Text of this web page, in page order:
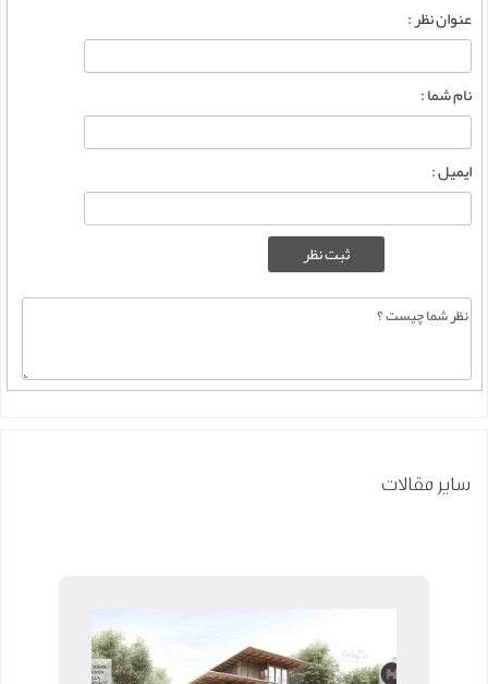
عنوان نظر :
نام شما :
ایمیل :
سایر مقالات